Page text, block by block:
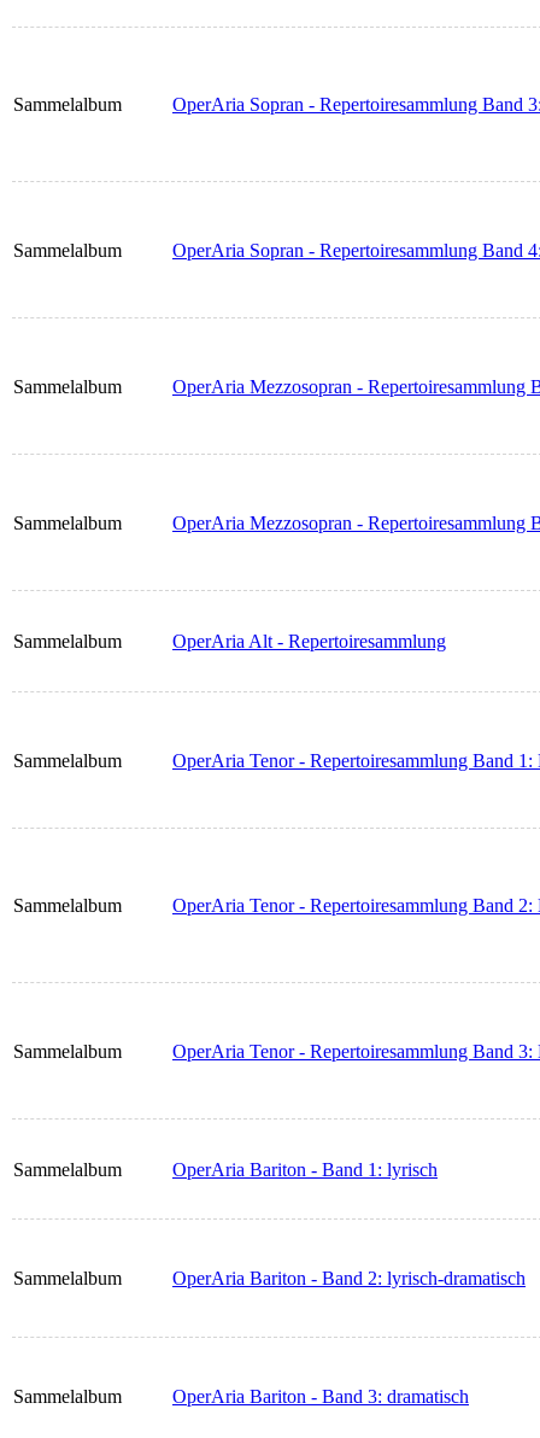
Sammelalbum OperAria Sopran - Repertoiresammlung Band
Sammelalbum OperAria Sopran - Repertoiresammlung Band
Sammelalbum OperAria Mezzosopran - Repertoiresammlung
Sammelalbum OperAria Mezzosopran - Repertoiresammlung
Sammelalbum OperAria Alt - Repertoiresammlung
Sammelalbum OperAria Tenor - Repertoiresammlung Band 1:
Sammelalbum OperAria Tenor - Repertoiresammlung Band
Sammelalbum OperAria Tenor - Repertoiresammlung Band 3:
Sammelalbum OperAria Bariton - Band 1: lyrisch
Sammelalbum OperAria Bariton - Band 2: lyrisch-dramatisch
Sammelalbum OperAria Bariton - Band 3: dramatisch